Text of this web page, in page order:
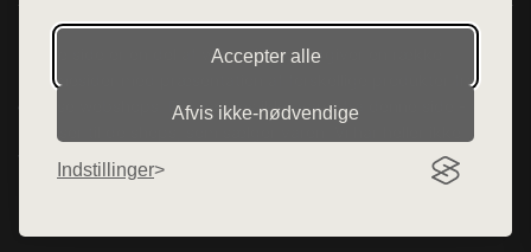
Accepter alle
Afvis ikke‑nødvendige
Indstillinger
Denne side er en del af want.dk, der udgiver en række
hjemmesider med præsentation af forskellige produkter fra
diverse webshops. Der sælges ikke varer fra denne side - vi
henviser til de shops, som sælger varen. Vi har heller ikke
varerne på lager.